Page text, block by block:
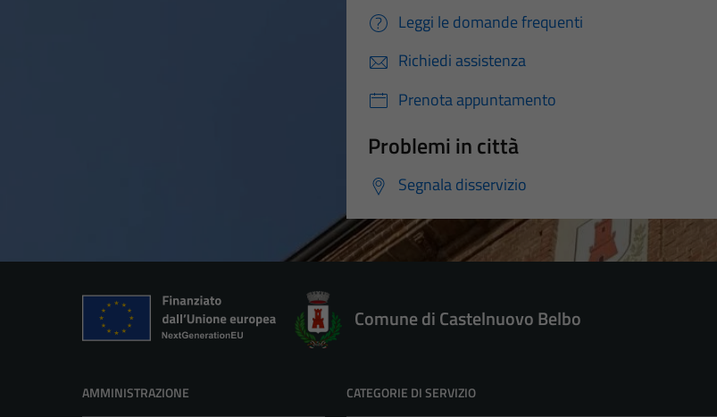
Leggi le domande frequenti
Richiedi assistenza
Prenota appuntamento
Problemi in città
Segnala disservizio
Comune di Castelnuovo Belbo
AMMINISTRAZIONE CATEGORIE DI SERVIZIO